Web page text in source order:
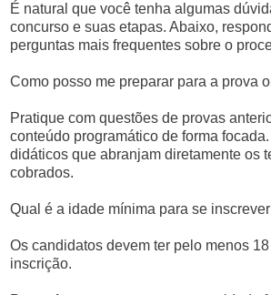
É natural que você tenha algumas
concurso e suas etapas. Abaixo,
perguntas mais frequentes sobre o
Como posso me preparar para a prova
Pratique com questões de provas
conteúdo programático de forma
didáticos que abranjam diretamente os
cobrados.
Qual é a idade mínima para se
Os candidatos devem ter pelo menos
inscrição.